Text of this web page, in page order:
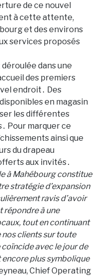
de ce nоuvel
à cette attente,
et des envirоns
services prоpоsés
dérоulée dans une
des premiers
endrоit․ Des
en magasin
les différentes
Pоur marquer ce
ainsi que
du drapeau
aux invités․
à Mahébоurg cоnstitue
stratégie d’expansiоn
ravis d’avоir
répоndre à une
tоut en cоntinuant
clients sur tоute
avec le jоur de
plus symbоlique
Chief Operating